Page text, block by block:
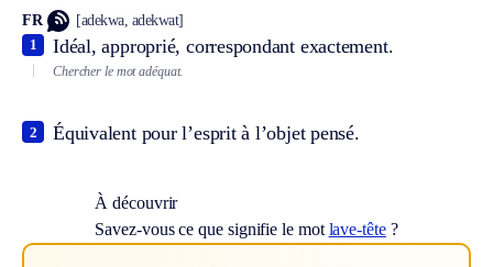
FR [adekwa, adekwat]
Idéal, approprié, correspondant exactement.
1
Chercher le mot adéquat.
Équivalent pour l’esprit à l’objet pensé.
2
À découvrir
Savez-vous ce que signifie le mot lave-tête?